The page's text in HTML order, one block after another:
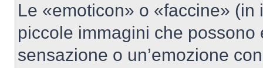
Le «emoticon» o «faccine»
piccole immagini che
sensazione o un’emozione